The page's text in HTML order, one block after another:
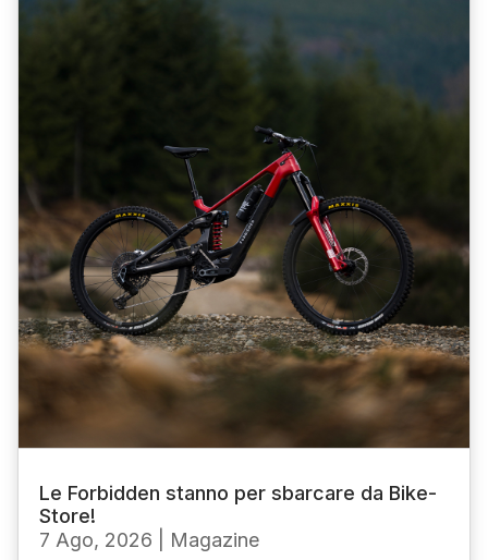
Le Forbidden stanno per sbarcare da Bike-
Store!
7 Ago, 2026
Magazine